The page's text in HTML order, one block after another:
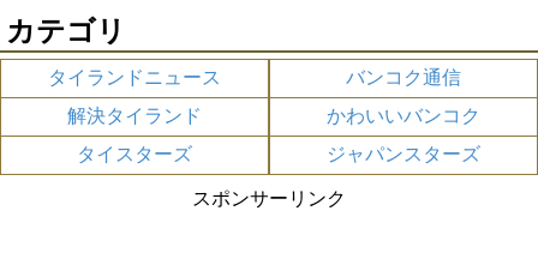
カテゴリ
タイランドニュース
バンコク通信
解決タイランド
かわいいバンコク
タイスターズ
ジャパンスターズ
スポンサーリンク